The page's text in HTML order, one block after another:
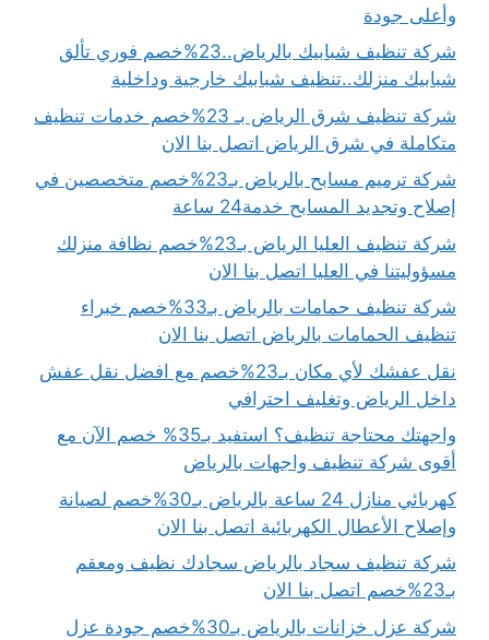
وأعلى جودة
شركة تنظيف شبابيك بالرياض..23%خصم فوري تألق
شبابيك منزلك..تنظيف شبابيك خارجية وداخلية
شركة تنظيف شرق الرياض بـ 23%خصم خدمات تنظيف
متكاملة في شرق الرياض اتصل بنا الان
شركة ترميم مسابح بالرياض بـ23%خصم متخصصين في
إصلاح وتجديد المسابح خدمة24 ساعة
شركة تنظيف العليا الرياض بـ23%خصم نظافة منزلك
مسؤوليتنا في العليا اتصل بنا الان
شركة تنظيف حمامات بالرياض بـ33%خصم خبراء
تنظيف الحمامات بالرياض اتصل بنا الان
نقل عفشك لأي مكان بـ23%خصم مع افضل نقل عفش
داخل الرياض وتغليف احترافي
واجهتك محتاجة تنظيف؟ استفيد بـ35% خصم الآن مع
أقوى شركة تنظيف واجهات بالرياض
كهربائي منازل 24 ساعة بالرياض بـ30%خصم لصيانة
وإصلاح الأعطال الكهربائية اتصل بنا الان
شركة تنظيف سجاد بالرياض سجادك نظيف ومعقم
بـ23%خصم اتصل بنا الان
شركة عزل خزانات بالرياض بـ30%خصم جودة عزل